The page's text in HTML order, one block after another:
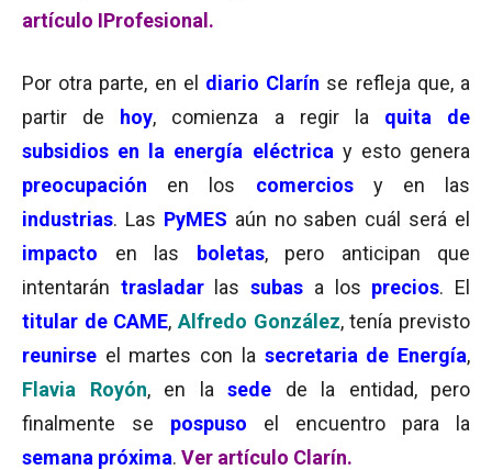
artículo IProfesional.
Por otra parte, en el diario Clarín se refleja que, a
partir de
hoy, comienza a regir la quita de
subsidios en la energía eléctrica y esto genera
preocupación en los comerciosy en las
industrias. Las PyMES aún no saben cuál será el
impacto en las boletas, pero anticipan que
intentarán trasladarlassubas a los precios. El
titular de CAME,Alfredo González, tenía previsto
reunirse el martes con la secretaria de Energía,
Flavia Royón, en la sede de la entidad, pero
finalmente se pospuso el encuentro para la
semana próxima. Ver artículo Clarín.